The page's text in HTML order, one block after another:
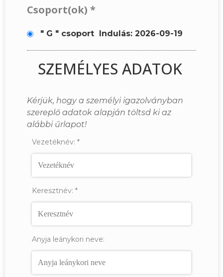
Csoport(ok) *
" G " csoport Indulás: 2026-09-19
SZEMÉLYES ADATOK
Kérjük, hogy a személyi igazolványban
szereplő adatok alapján töltsd ki az
alábbi űrlapot!
Vezetéknév: *
Keresztnév: *
Anyja leánykori neve: